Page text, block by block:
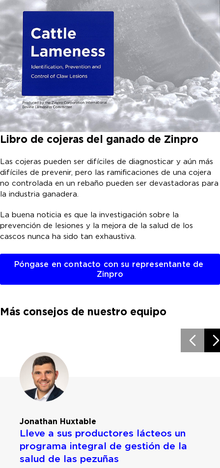
Libro de cojeras del ganado de Zinpro
Las cojeras pueden ser difíciles de diagnosticar y aún más
difíciles de prevenir, pero las ramificaciones de una cojera
no controlada en un rebaño pueden ser devastadoras para
la industria ganadera.
La buena noticia es que la investigación sobre la
prevención de lesiones y la mejora de la salud de los
cascos nunca ha sido tan exhaustiva.
Póngase en contacto con su representante de
Zinpro
Más consejos de nuestro equipo
Jonathan Huxtable
Lleve a sus productores lácteos un
programa integral de gestión de la
salud de las pezuñas